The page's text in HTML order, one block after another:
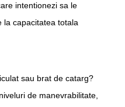
intentionezi sa le
la capacitatea totala
sau brat de catarg?
de manevrabilitate,